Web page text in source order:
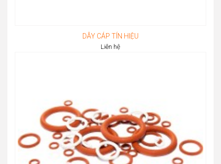
DÂY CÁP TÍN HIỆU
Liên hệ